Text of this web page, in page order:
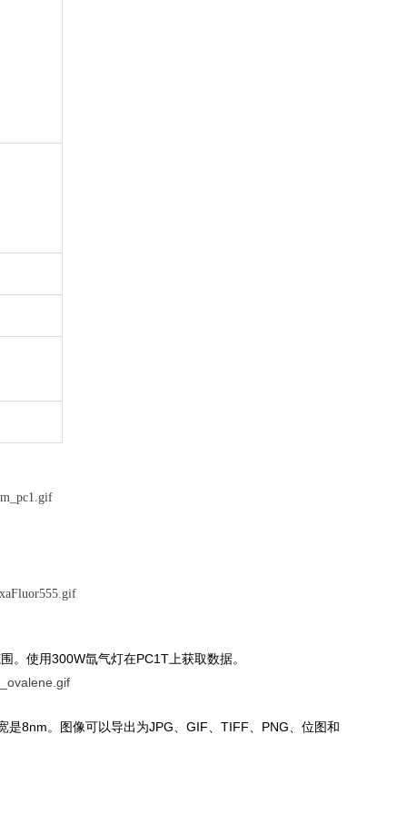
。使用300W氙气灯在PC1T上获取数据。
是8nm。图像可以导出为JPG GIF TIFF PNG 、位图和